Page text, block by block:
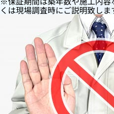
くは現場調査時にご説明致しま